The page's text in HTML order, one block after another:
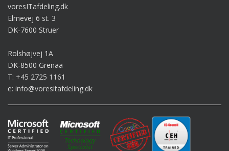
voresITafdeling.dk
Elmevej 6 st. 3
DK-7600 Struer
Rolshøjvej 1A
DK-8500 Grenaa
T: +45 2725 1161
e: info@voresitafdeling.dk